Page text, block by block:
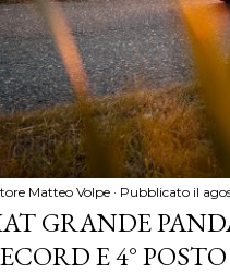
Matteo Volpe Pubblicato il
GRANDE
E 4°